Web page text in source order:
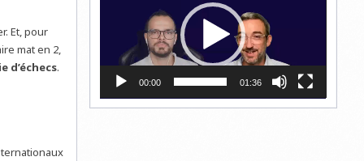
Et, pour
mat en 2,
d’échecs.
00:00 01:36